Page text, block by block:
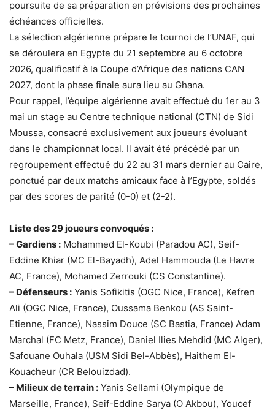
poursuite de sa préparation en prévisions des prochaines
échéances officielles.
La sélection algérienne prépare le tournoi de l’UNAF, qui
se déroulera en Egypte du 21 septembre au 6 octobre
2026, qualificatif à la Coupe d’Afrique des nations CAN
2027, dont la phase finale aura lieu au Ghana.
Pour rappel, l’équipe algérienne avait effectué du 1er au 3
mai un stage au Centre technique national (CTN) de Sidi
Moussa, consacré exclusivement aux joueurs évoluant
dans le championnat local. Il avait été précédé par un
regroupement effectué du 22 au 31 mars dernier au Caire,
ponctué par deux matchs amicaux face à l’Egypte, soldés
par des scores de parité (0-0) et (2-2).
Liste des 29 joueurs convoqués :
– Gardiens : Mohammed El-Koubi (Paradou AC), Seif-
Eddine Khiar (MC El-Bayadh), Adel Hammouda (Le Havre
AC, France), Mohamed Zerrouki (CS Constantine).
– Défenseurs : Yanis Sofikitis (OGC Nice, France), Kefren
Ali (OGC Nice, France), Oussama Benkou (AS Saint-
Etienne, France), Nassim Douce (SC Bastia, France) Adam
Marchal (FC Metz, France), Daniel Ilies Mehdid (MC Alger),
Safouane Ouhala (USM Sidi Bel-Abbès), Haithem El-
Kouacheur (CR Belouizdad).
– Milieux de terrain : Yanis Sellami (Olympique de
Marseille, France), Seif-Eddine Sarya (O Akbou), Youcef